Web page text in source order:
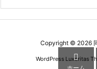
Copyright © 2026
WordPress Luxeritas
